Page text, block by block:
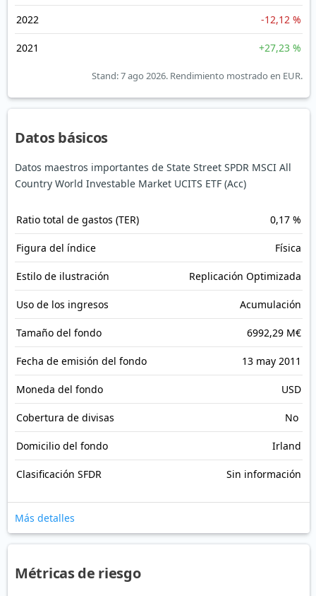
2022 -12,12 %
2021 +27,23 %
Stand: 7 ago 2026. Rendimiento mostrado en EUR.
Datos básicos
Datos maestros importantes de State Street SPDR MSCI All
Country World Investable Market UCITS ETF (Acc)
Ratio total de gastos (TER) 0,17 %
Figura del índice Física
Estilo de ilustración Replicación Optimizada
Uso de los ingresos Acumulación
Tamaño del fondo 6992,29 M€
Fecha de emisión del fondo 13 may 2011
Moneda del fondo USD
Cobertura de divisas No
Domicilio del fondo Irland
Clasificación SFDR Sin información
Más detalles
Métricas de riesgo